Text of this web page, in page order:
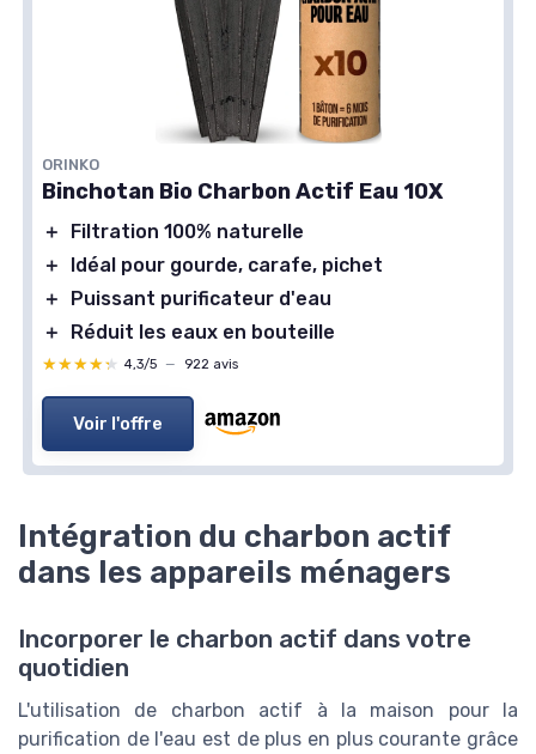
ORINKO
Binchotan Bio Charbon Actif Eau 10X
＋
Filtration 100% naturelle
＋
Idéal pour gourde, carafe, pichet
＋
Puissant purificateur d'eau
＋
Réduit les eaux en bouteille
★★★★★
★★★★★ 4,3/5 — 922 avis
Voir l'offre
Intégration du charbon actif
dans les appareils ménagers
Incorporer le charbon actif dans votre
quotidien
L'utilisation de charbon actif à la maison pour la
purification de l'eau est de plus en plus courante grâce